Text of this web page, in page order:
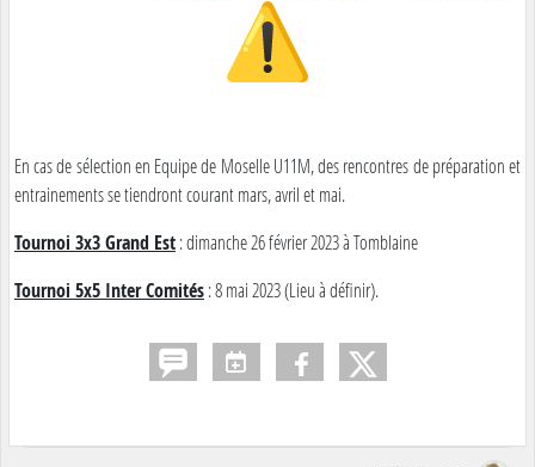
En cas de sélection en Equipe de Moselle U11M, des rencontres de préparation et
entrainements se tiendront courant mars, avril et mai.
Tournoi 3x3 Grand Est: dimanche 26 février 2023 à Tomblaine
Tournoi 5x5 Inter Comités: 8 mai 2023 (Lieu à définir).